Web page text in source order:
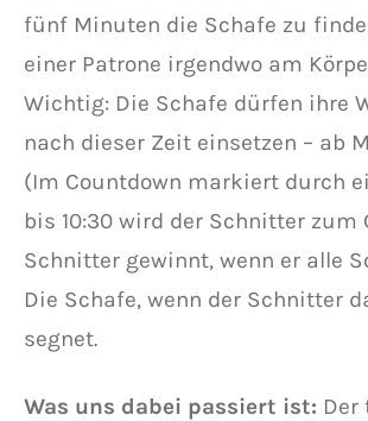
fünf Minuten die Schafe zu
einer Patrone irgendwo am
Wichtig: Die Schafe dürfen ihre
nach dieser Zeit einsetzen – ab
(Im Countdown markiert durch
bis 10:30 wird der Schnitter zum
Schnitter gewinnt, wenn er alle
Die Schafe, wenn der Schnitter
segnet.
Was uns dabei passiert ist: Der